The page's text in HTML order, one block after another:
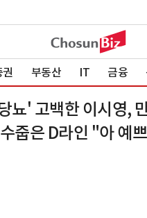
권 부동산 IT 금융
뇨' 고백한 이시영,
줍은 D라인 "아 예